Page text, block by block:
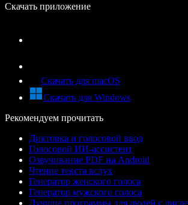
Скачать приложение
Скачать для macOS
Скачать для Windows
Рекомендуем прочитать
Диктовка и голосовой ввод
Голосовой ИИ-ассистент
Озвучивание PDF на Android
Чтение текста вслух
Генератор женского голоса
Генератор мужского голоса
Лучшие программы для людей с